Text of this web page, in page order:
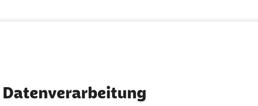
diese für
der